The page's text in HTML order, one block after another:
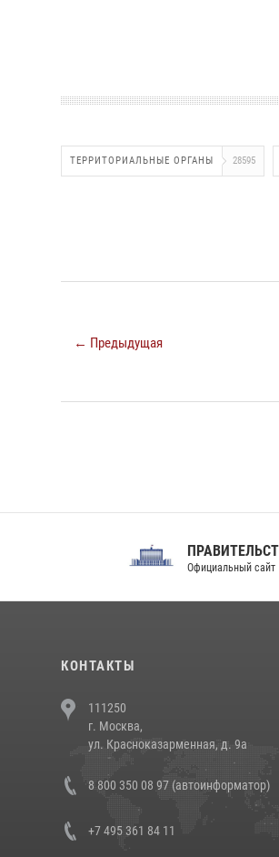
ТЕРРИТОРИАЛЬНЫЕ ОРГАНЫ 28595
← Предыдущая
ПРАВИТЕЛЬСТВО РФ
Официальный сайт
КОНТАКТЫ
111250
г. Москва,
ул. Красноказарменная, д. 9а
8 800 350 08 97 (автоинформатор)
+7 495 361 84 11